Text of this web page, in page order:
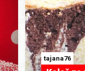
tajana76